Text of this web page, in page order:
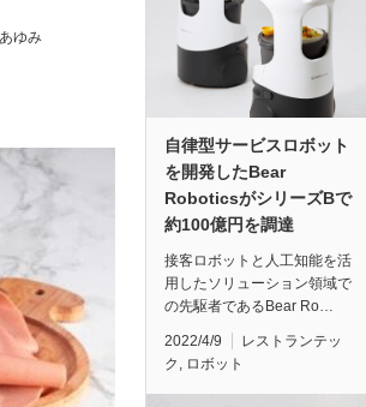
ゆみ
自律型サービスロボット
を開発したBear
RoboticsがシリーズBで
約100億円を調達
接客ロボットと人工知能を活
用したソリューション領域で
の先駆者であるBear Ro…
2022/4/9
レストランテッ
ク , ロボット